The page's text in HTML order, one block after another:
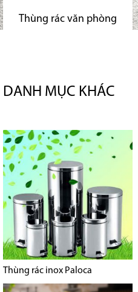
Thùng rác văn phòng
DANH MỤC KHÁC
Thùng rác inox Paloca